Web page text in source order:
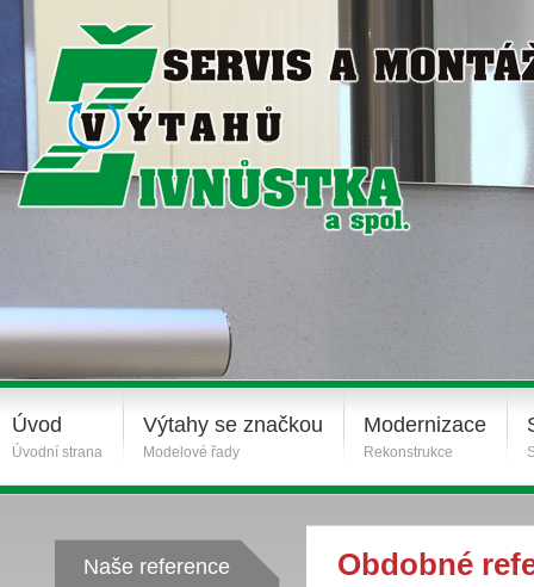
Úvod
Úvodní strana
Výtahy se značkou
Modelové řady
Modernizace
Rekonstrukce
Naše reference Obdobné